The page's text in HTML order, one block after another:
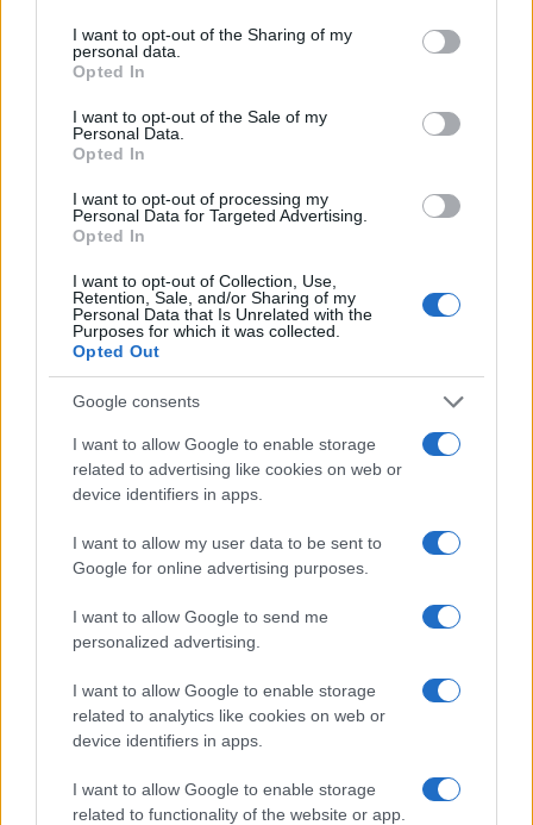
not limited to your visit or usage behaviour. You may click to
grant or deny consent to Google and its third-party tags to
use your data for below specified purposes in below Google
consent section.
I want to opt-out of the Sharing of my
personal data.
Opted In
I want to opt-out of the Sale of my
Personal Data.
Opted In
I want to opt-out of processing my
Personal Data for Targeted Advertising.
Opted In
I want to opt-out of Collection, Use,
Retention, Sale, and/or Sharing of my
Personal Data that Is Unrelated with the
Purposes for which it was collected.
Opted Out
Google consents
I want to allow Google to enable storage
related to advertising like cookies on web or
device identifiers in apps.
I want to allow my user data to be sent to
Google for online advertising purposes.
I want to allow Google to send me
personalized advertising.
I want to allow Google to enable storage
related to analytics like cookies on web or
device identifiers in apps.
I want to allow Google to enable storage
related to functionality of the website or app.
Entra nel canale telegram di
Ricevi le nostre ultime news
da
Condividi l'articolo
F
a
ce
b
o
o
k
T
w
it
te
r
Pi
n
te
re
st
W
h
at
s
A
p
p
h
a
re
Articolo precedente
Prossimo articolo
NOTIZIE RECENTI
Controlli rafforzati in Costa Smeralda, 20
arresti e 135 denunce